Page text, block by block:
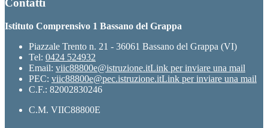
Contatti
Istituto Comprensivo 1 Bassano del Grappa
Piazzale Trento n. 21 - 36061 Bassano del Grappa (VI)
Tel: 0424 524932
Email: viic88800e@istruzione.itLink per inviare una mail
PEC: viic88800e@pec.istruzione.itLink per inviare una mail
C.F.: 82002830246
C.M. VIIC88800E